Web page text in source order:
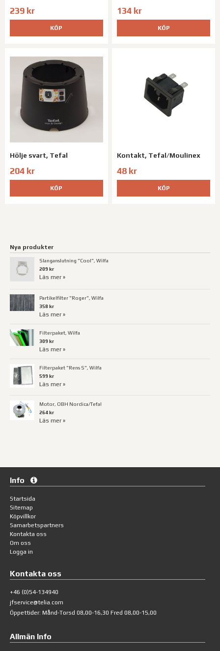
239 kr
KÖP
134 kr
KÖP
Hölje svart, Tefal
204 kr
KÖP
Kontakt, Tefal/Moulinex
48 kr
KÖP
Nya produkter
Slanganslutning "Cool", Wilfa
209 kr
Läs mer »
Partikelfilter "Roger", Wilfa
358 kr
Läs mer »
Filterpaket, Wilfa
309 kr
Läs mer »
Filterpaket "Rens S", Wilfa
599 kr
Läs mer »
Motor, OBH Nordica/Tefal
264 kr
Läs mer »
Info
Startsida
Sitemap
Köpvillkor
Samarbetspartners
Kontakta oss
Om oss
Logga in
Kontakta oss
+46 (0)54-134940
jfservice@telia.com
Öppettider: Månd-Torsd 08,00-16,30 Fred 08,00-15,00
Allmän Info